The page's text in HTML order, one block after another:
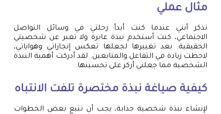
مثال عملي
تذكر أنني عندما كنت أبدأ رحلتي في وسائل التواصل
الاجتماعي، كنت أستخدم نبذة عابرة ولا تعبر عن شخصيتي
الحقيقية. بعد تغييرها لجعلها تعكس إنجازاتي وهواياتي،
لاحظت زيادة في التفاعل والمتابعين. لقد أدركت أهمية النبذة
الشخصية مما جعلني أركز على تحسينها.
كيفية صياغة نبذة مختصرة تلفت الانتباه
لإنشاء نبذة شخصية جذابة، يجب أن تتبع بعض الخطوات